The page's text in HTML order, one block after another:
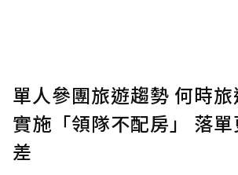
單人參團旅遊趨勢 何時
實施「領隊不配房」 落
差